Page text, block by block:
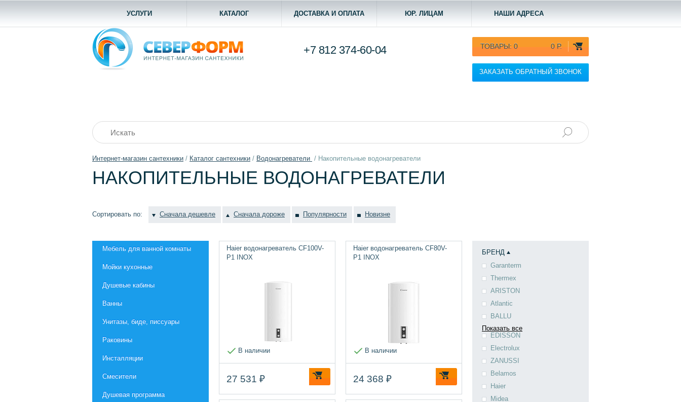
УСЛУГИ КАТАЛОГ ДОСТАВКА И ОПЛАТА ЮР. ЛИЦАМ НАШИ АДРЕСА
ТОВАРЫ: 0 0 Р.
ЗАКАЗАТЬ ОБРАТНЫЙ ЗВОНОК
+7 812 374-60-04
Интернет-магазин сантехники / Каталог сантехники / Водонагреватели / Накопительные водонагреватели
НАКОПИТЕЛЬНЫЕ ВОДОНАГРЕВАТЕЛИ
Сортировать по: Сначала дешевле Сначала дороже Популярности Новизне
Мебель для ванной комнаты
Мойки кухонные
Душевые кабины
Ванны
Унитазы, биде, писсуары
Раковины
Инсталляции
Смесители
Душевая программа
БРЕНД
Garanterm
Thermex
ARISTON
Atlantic
BALLU
Показать все
EDISSON
Electrolux
ZANUSSI
Belamos
Haier
Midea
Haier водонагреватель CF100V-
P1 INOX
В наличии
27 531 ₽
Haier водонагреватель CF80V-
P1 INOX
В наличии
24 368 ₽